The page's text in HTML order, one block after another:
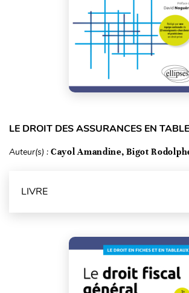
LE DROIT DES ASSURANCES EN
Auteur(s) : Cayol Amandine, Bigot
LIVRE